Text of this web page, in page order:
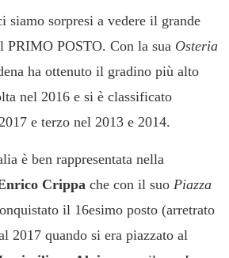
siamo sorpresi a vedere il grande
PRIMO POSTO. Con la sua Osteria
ha ottenuto il gradino più alto
nel 2016 e si è classificato
e terzo nel 2013 e 2014.
è ben rappresentata nella
Crippa che con il suo Piazza
il 16esimo posto (arretrato
2017 quando si era piazzato al